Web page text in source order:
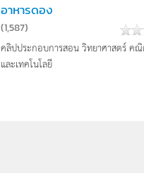
อาหารดอง
(1,587)
คลิปประกอบการสอน วิทยาศาสตร์ ค
และเทคโนโลยี